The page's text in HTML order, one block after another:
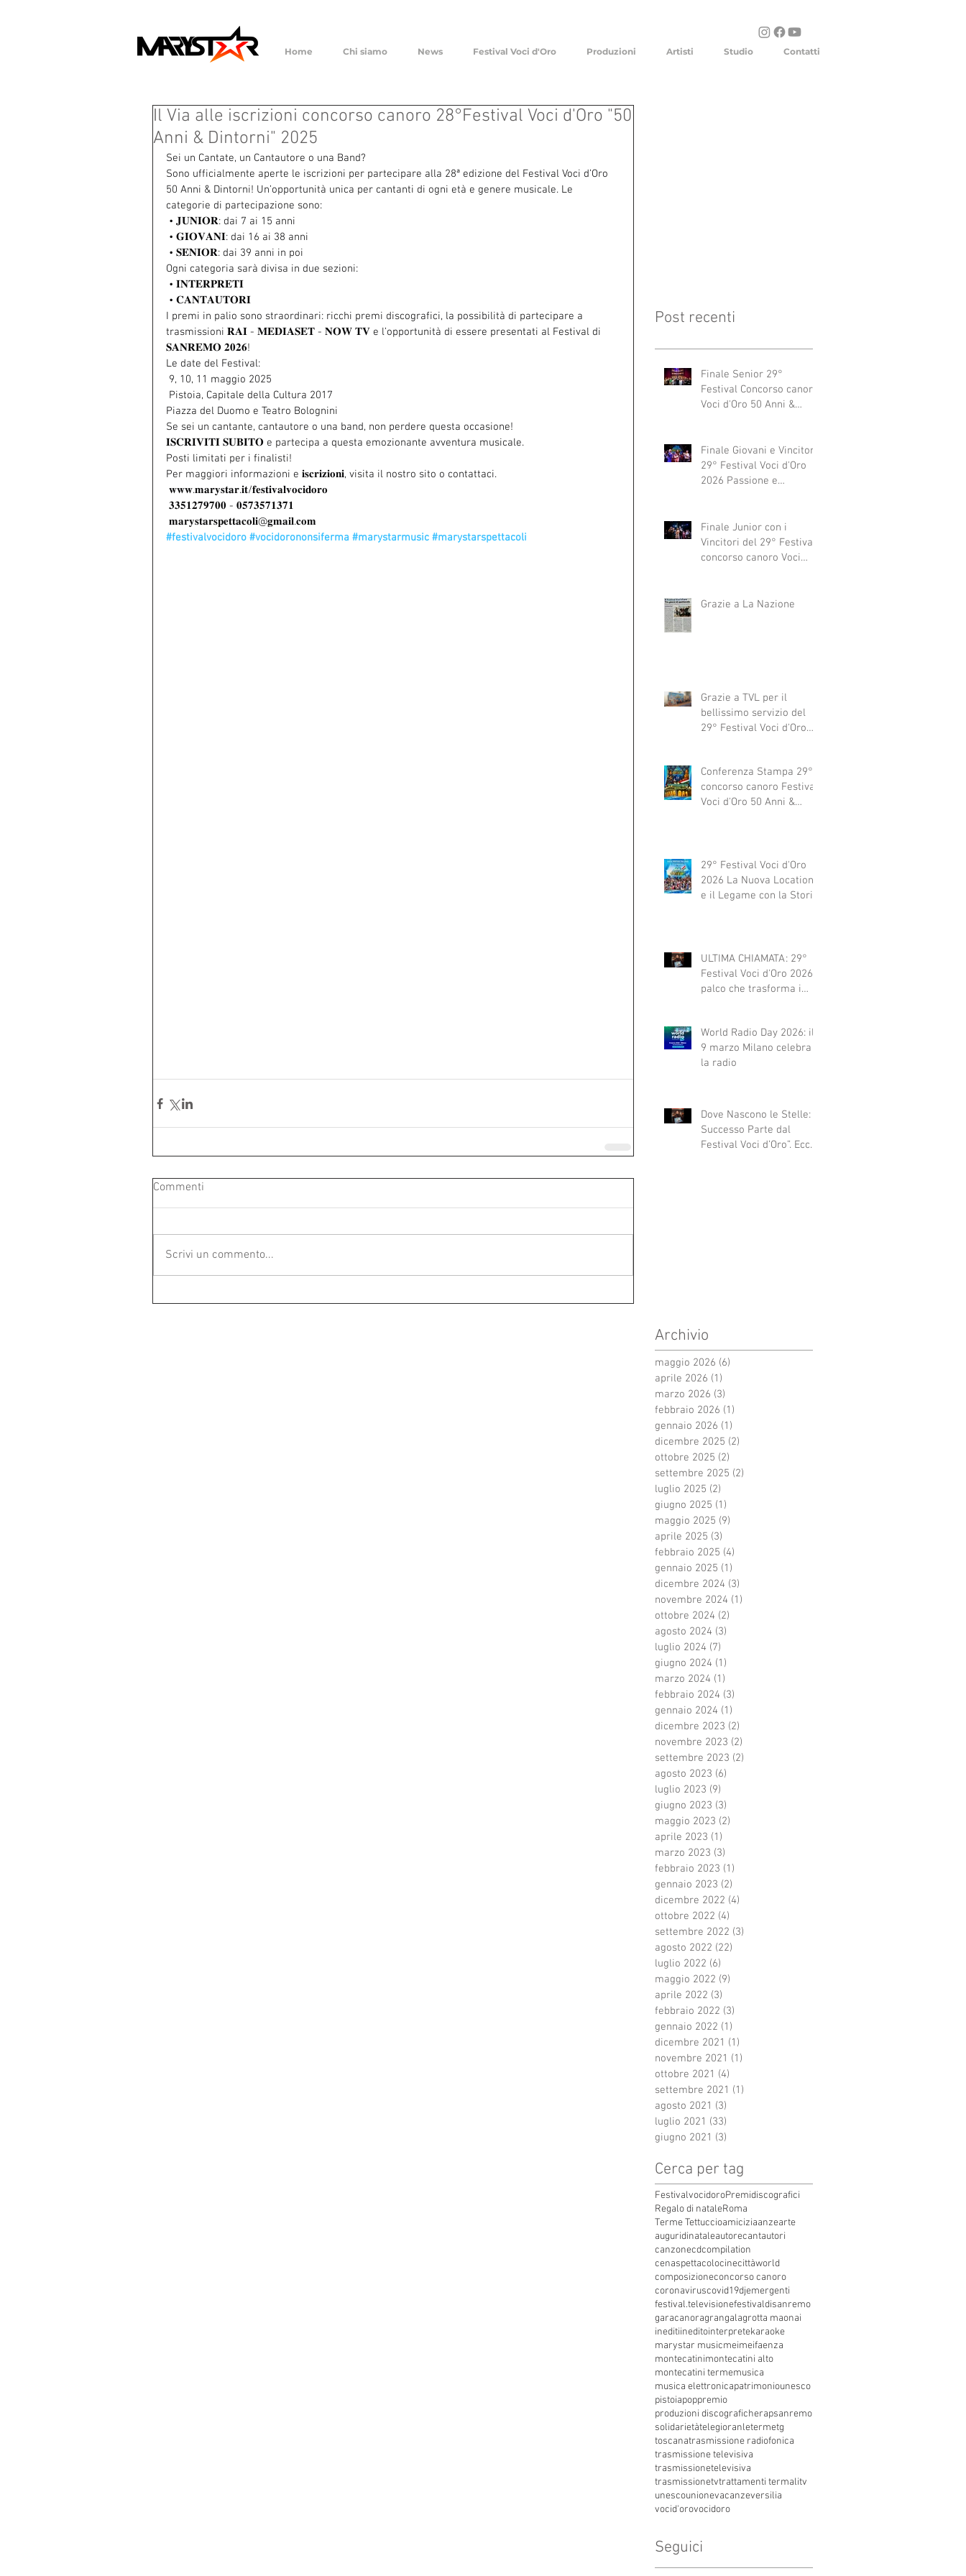
Home Chi siamo News Festival Voci d'Oro Produzioni Artisti Studio Contatti
Il Via alle iscrizioni concorso canoro 28°Festival Voci d'Oro "50
Anni & Dintorni" 2025
Sei un Cantate, un Cantautore o una Band?
Sono ufficialmente aperte le iscrizioni per partecipare alla 28ª edizione del Festival Voci d’Oro
50 Anni & Dintorni! Un’opportunità unica per cantanti di ogni età e genere musicale. Le
categorie di partecipazione sono:
• 𝐉𝐔𝐍𝐈𝐎𝐑: dai 7 ai 15 anni
• 𝐆𝐈𝐎𝐕𝐀𝐍𝐈: dai 16 ai 38 anni
• 𝐒𝐄𝐍𝐈𝐎𝐑: dai 39 anni in poi
Ogni categoria sarà divisa in due sezioni:
• 𝐈𝐍𝐓𝐄𝐑𝐏𝐑𝐄𝐓𝐈
• 𝐂𝐀𝐍𝐓𝐀𝐔𝐓𝐎𝐑𝐈
I premi in palio sono straordinari: ricchi premi discografici, la possibilità di partecipare a
trasmissioni 𝐑𝐀𝐈 - 𝐌𝐄𝐃𝐈𝐀𝐒𝐄𝐓 - 𝐍𝐎𝐖 𝐓𝐕 e l’opportunità di essere presentati al Festival di
𝐒𝐀𝐍𝐑𝐄𝐌𝐎 𝟐𝟎𝟐𝟔!
Le date del Festival:
9, 10, 11 maggio 2025
Pistoia, Capitale della Cultura 2017
Piazza del Duomo e Teatro Bolognini
Se sei un cantante, cantautore o una band, non perdere questa occasione!
𝐈𝐒𝐂𝐑𝐈𝐕𝐈𝐓𝐈 𝐒𝐔𝐁𝐈𝐓𝐎 e partecipa a questa emozionante avventura musicale.
Posti limitati per i finalisti!
Per maggiori informazioni e 𝐢𝐬𝐜𝐫𝐢𝐳𝐢𝐨𝐧𝐢, visita il nostro sito o contattaci.
𝐰𝐰𝐰.𝐦𝐚𝐫𝐲𝐬𝐭𝐚𝐫.𝐢𝐭/𝐟𝐞𝐬𝐭𝐢𝐯𝐚𝐥𝐯𝐨𝐜𝐢𝐝𝐨𝐫𝐨
𝟑𝟑𝟓𝟏𝟐𝟕𝟗𝟕𝟎𝟎 - 𝟎𝟓𝟕𝟑𝟓𝟕𝟏𝟑𝟕𝟏
𝐦𝐚𝐫𝐲𝐬𝐭𝐚𝐫𝐬𝐩𝐞𝐭𝐭𝐚𝐜𝐨𝐥𝐢@𝐠𝐦𝐚𝐢𝐥.𝐜𝐨𝐦
#festivalvocidoro #vocidorononsiferma #marystarmusic #marystarspettacoli
Commenti
Scrivi un commento...
Post recenti
Finale Senior 29°
Festival Concorso canoro
Voci d'Oro 50 Anni &
abbracciano"
Finale Giovani e Vincitori
29° Festival Voci d'Oro
2026 Passione e
Finale Junior con i
Vincitori del 29° Festival
concorso canoro Voci
Grazie a La Nazione
Grazie a TVL per il
bellissimo servizio del
29° Festival Voci d'Oro
Conferenza Stampa 29°
concorso canoro Festival
Voci d'Oro 50 Anni &
29° Festival Voci d'Oro
2026 La Nuova Location
e il Legame con la Storia
ULTIMA CHIAMATA: 29°
Festival Voci d'Oro 2026 Il
palco che trasforma i
World Radio Day 2026: il
9 marzo Milano celebra
la radio
Dove Nascono le Stelle: Il
Successo Parte dal
Festival Voci d’Oro”. Ecco
Archivio
maggio 2026 (6)
aprile 2026 (1)
marzo 2026 (3)
febbraio 2026 (1)
gennaio 2026 (1)
dicembre 2025 (2)
ottobre 2025 (2)
settembre 2025 (2)
luglio 2025 (2)
giugno 2025 (1)
maggio 2025 (9)
aprile 2025 (3)
febbraio 2025 (4)
gennaio 2025 (1)
dicembre 2024 (3)
novembre 2024 (1)
ottobre 2024 (2)
agosto 2024 (3)
luglio 2024 (7)
giugno 2024 (1)
marzo 2024 (1)
febbraio 2024 (3)
gennaio 2024 (1)
dicembre 2023 (2)
novembre 2023 (2)
settembre 2023 (2)
agosto 2023 (6)
luglio 2023 (9)
giugno 2023 (3)
maggio 2023 (2)
aprile 2023 (1)
marzo 2023 (3)
febbraio 2023 (1)
gennaio 2023 (2)
dicembre 2022 (4)
ottobre 2022 (4)
settembre 2022 (3)
agosto 2022 (22)
luglio 2022 (6)
maggio 2022 (9)
aprile 2022 (3)
febbraio 2022 (3)
gennaio 2022 (1)
dicembre 2021 (1)
novembre 2021 (1)
ottobre 2021 (4)
settembre 2021 (1)
agosto 2021 (3)
luglio 2021 (33)
giugno 2021 (3)
Cerca per tag
FestivalvocidoroPremidiscografici
Regalo di nataleRoma
Terme Tettuccioamiciziaanzearte
auguridinataleautorecantautori
canzonecdcompilation
cenaspettacolocinecittàworld
composizioneconcorso canoro
coronaviruscovid19djemergenti
festival.televisionefestivaldisanremo
garacanoragrangalagrotta maonai
ineditiineditointerpretekaraoke
marystar musicmeimeifaenza
montecatinimontecatini alto
montecatini termemusica
musica elettronicapatrimoniounesco
pistoiapoppremio
produzioni discograficherapsanremo
solidarietàtelegioranletermetg
toscanatrasmissione radiofonica
trasmissione televisiva
trasmissionetelevisiva
trasmissionetvtrattamenti termalitv
unescounionevacanzeversilia
vocid'orovocidoro
Seguici